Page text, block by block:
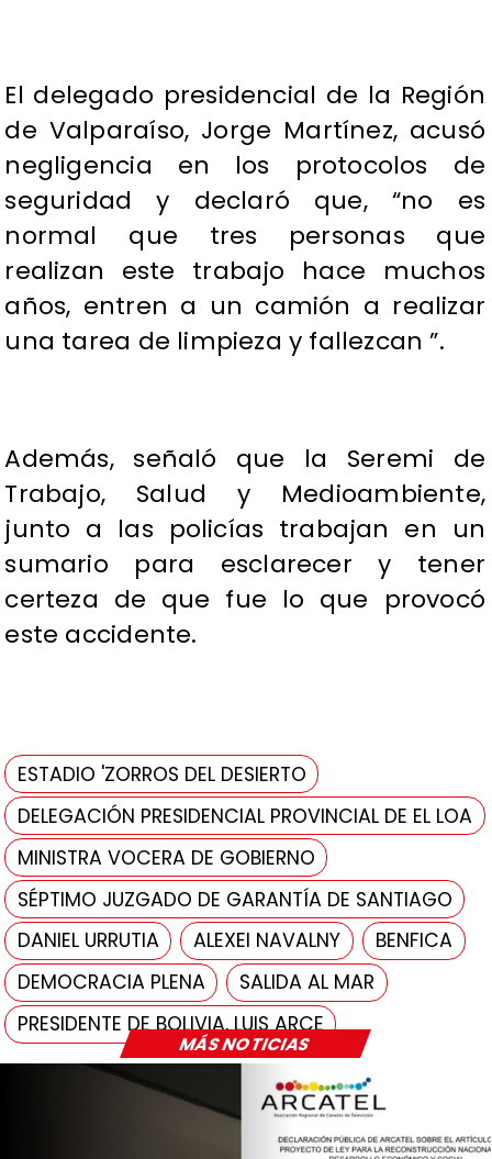
MÁS NOTICIAS
El delegado presidencial de la Región
de Valparaíso, Jorge Martínez, acusó
negligencia en los protocolos de
seguridad y declaró que, “no es
normal que tres personas que
realizan este trabajo hace muchos
años, entren a un camión a realizar
una tarea de limpieza y fallezcan ”.
Además, señaló que la Seremi de
Trabajo, Salud y Medioambiente,
junto a las policías trabajan en un
sumario para esclarecer y tener
certeza de que fue lo que provocó
este accidente.
ESTADIO 'ZORROS DEL DESIERTO
DELEGACIÓN PRESIDENCIAL PROVINCIAL DE EL LOA
MINISTRA VOCERA DE GOBIERNO
SÉPTIMO JUZGADO DE GARANTÍA DE SANTIAGO
DANIEL URRUTIA
ALEXEI NAVALNY
BENFICA
DEMOCRACIA PLENA
SALIDA AL MAR
PRESIDENTE DE BOLIVIA, LUIS ARCE